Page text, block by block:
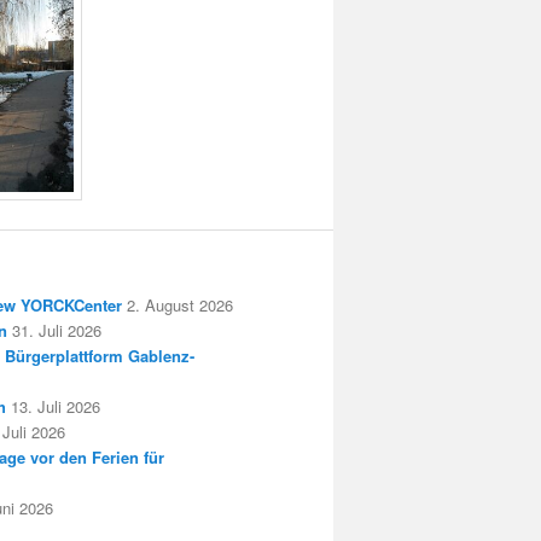
YORCKCenter 2. August 2026
31. Juli 2026
Gablenz-
13. Juli 2026
2026
vor den Ferien für
2026